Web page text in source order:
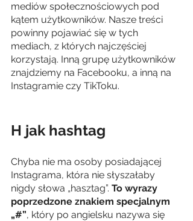
mediów społecznościowych pod
kątem użytkowników. Nasze treści
powinny pojawiać się w tych
mediach, z których najczęściej
korzystają. Inną grupę użytkowników
znajdziemy na Facebooku, a inną na
Instagramie czy TikToku.
H jak hashtag
Chyba nie ma osoby posiadającej
Instagrama, która nie słyszałaby
nigdy słowa „hasztag”. To wyrazy
poprzedzone znakiem specjalnym
„#”, który po angielsku nazywa się